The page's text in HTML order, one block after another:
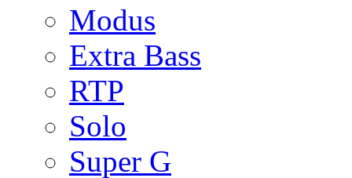
Modus
Extra Bass
RTP
Solo
Super G